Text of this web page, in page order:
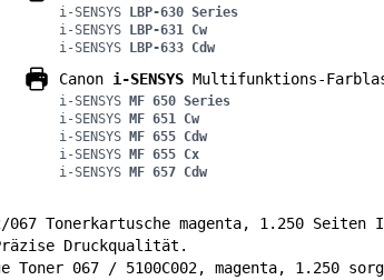
i-SENSYS LBP-630 Series
i-SENSYS LBP-631 Cw
i-SENSYS LBP-633 Cdw
Canon i-SENSYS Multifunktions-
i-SENSYS MF 650 Series
i-SENSYS MF 651 Cw
i-SENSYS MF 655 Cdw
i-SENSYS MF 655 Cx
i-SENSYS MF 657 Cdw
067 Tonerkartusche magenta, 1.250 Seiten
Druckqualität.
Toner 067 / 5100C002, magenta, 1.250